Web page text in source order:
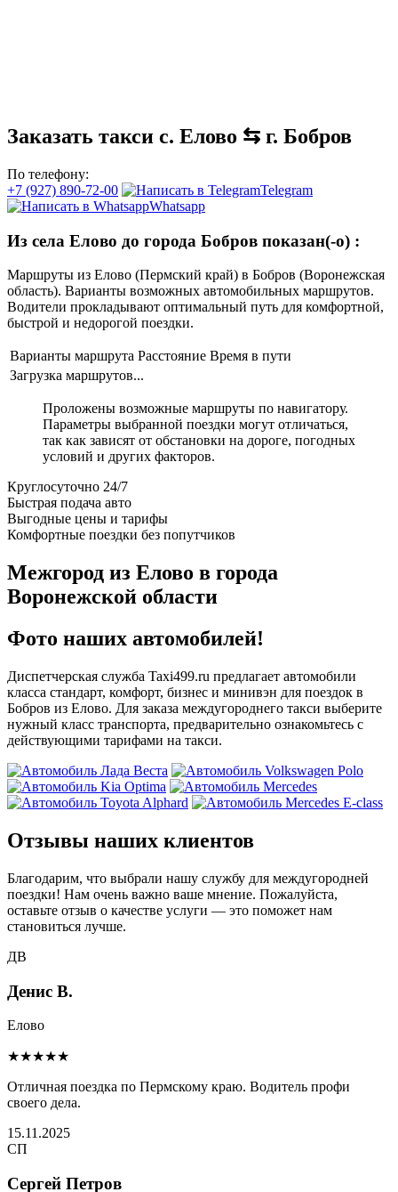
Заказать такси с. Елово ⇆ г. Бобров
По телефону:
+7 (927) 890-72-00
Telegram
Whatsapp
Из села Елово до города Бобров показан(-о) :
Маршруты из Елово (Пермский край) в Бобров (Воронежская
область). Варианты возможных автомобильных маршрутов.
Водители прокладывают оптимальный путь для комфортной,
быстрой и недорогой поездки.
Варианты маршрута Расстояние Время в пути
Загрузка маршрутов...
Проложены возможные маршруты по навигатору.
Параметры выбранной поездки могут отличаться,
так как зависят от обстановки на дороге, погодных
условий и других факторов.
Круглосуточно 24/7
Быстрая подача авто
Выгодные цены и тарифы
Комфортные поездки без попутчиков
Межгород из Елово в города
Воронежской области
Фото наших автомобилей!
Диспетчерская служба Taxi499.ru предлагает автомобили
класса стандарт, комфорт, бизнес и минивэн для поездок в
Бобров из Елово. Для заказа междугороднего такси выберите
нужный класс транспорта, предварительно ознакомьтесь с
действующими тарифами на такси.
Отзывы наших клиентов
Благодарим, что выбрали нашу службу для междугородней
поездки! Нам очень важно ваше мнение. Пожалуйста,
оставьте отзыв о качестве услуги — это поможет нам
становиться лучше.
ДВ
Денис В.
Елово
★★★★★
Отличная поездка по Пермскому краю. Водитель профи
своего дела.
15.11.2025
СП
Сергей Петров